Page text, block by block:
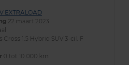
EXTRALOAD
22 maart 2023
Cross 1.5 Hybrid SUV 3-cil. F
0 tot 10.000 km